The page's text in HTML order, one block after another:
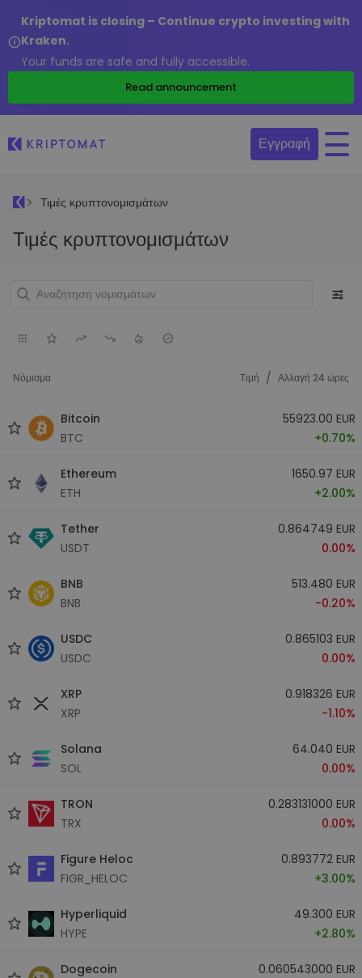
Kriptomat is closing – Continue crypto investing with
Kraken.
Your funds are safe and fully accessible.
Read announcement
Εγγραφή
Τιμές κρυπτονομισμάτων
Τιμές κρυπτονομισμάτων
Νόμισμα Tιμή / Αλλαγή 24 ώρες
Bitcoin
BTC
55923.00 EUR
+0.70%
Ethereum
ETH
1650.97 EUR
+2.00%
Tether
USDT
0.864749 EUR
0.00%
BNB
BNB
513.480 EUR
-0.20%
USDC
USDC
0.865103 EUR
0.00%
XRP
XRP
0.918326 EUR
-1.10%
Solana
SOL
64.040 EUR
0.00%
TRON
TRX
0.283131000 EUR
0.00%
Figure Heloc
FIGR_HELOC
0.893772 EUR
+3.00%
Hyperliquid
HYPE
49.300 EUR
+2.80%
Dogecoin
0.060543000 EUR